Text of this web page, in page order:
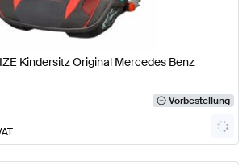
Kindersitz Original Mercedes Benz
Vorbestellung